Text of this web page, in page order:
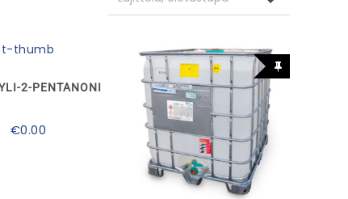
2-PENTANONI
€0.00
Tällä
tuotteella
on